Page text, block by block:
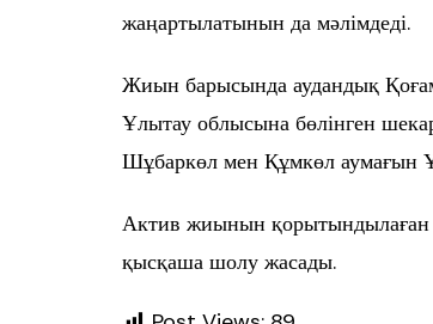
жаңартылатынын да мәлімдеді.
Жиын барысында аудандық
Ұлытау облысына бөлінген
Шұбаркөл мен Құмкөл аумағын
Актив жиынын қорытындылаған
қысқаша шолу жасады.